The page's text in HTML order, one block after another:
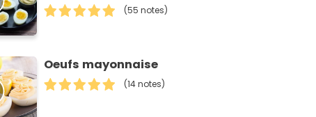
(55 notes)
Oeufs mayonnaise
(14 notes)